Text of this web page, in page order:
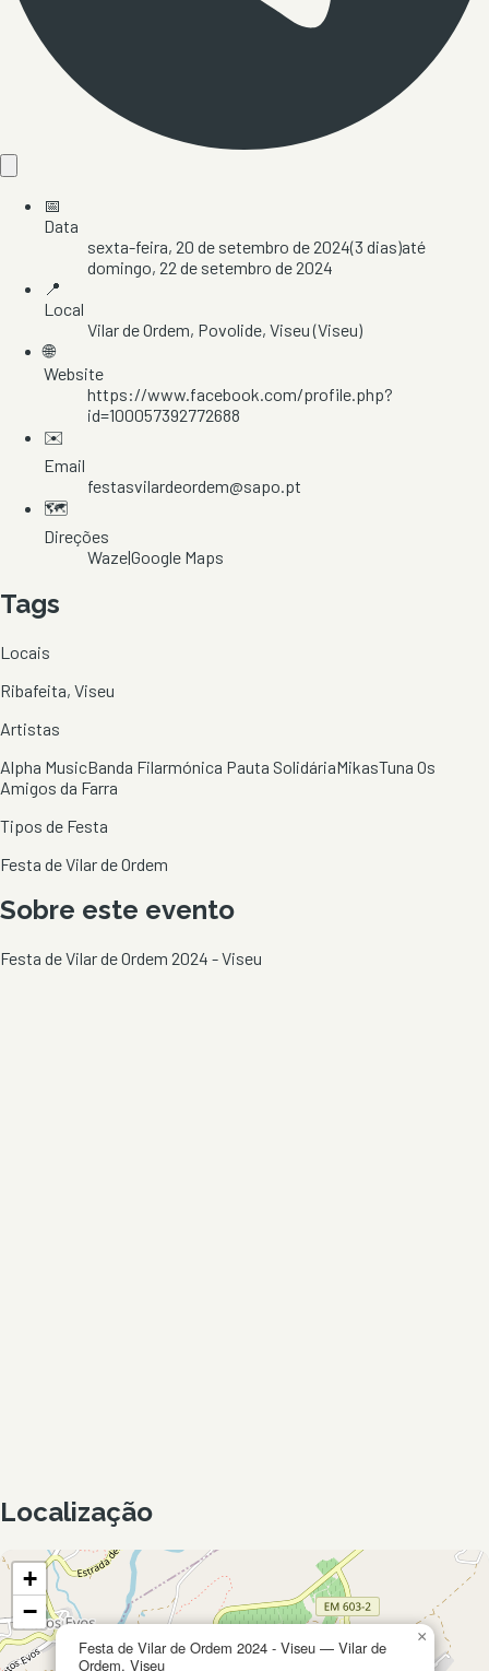
📅
Data
sexta-feira, 20 de setembro de 2024(3 dias)até
domingo, 22 de setembro de 2024
📍
Local
Vilar de Ordem, Povolide, Viseu(Viseu)
🌐
Website
https://www.facebook.com/profile.php?
id=100057392772688
✉️
Email
festasvilardeordem@sapo.pt
🗺️
Direções
Waze|Google Maps
Tags
Locais
Ribafeita, Viseu
Artistas
Alpha MusicBanda Filarmónica Pauta SolidáriaMikasTuna Os
Amigos da Farra
Tipos de Festa
Festa de Vilar de Ordem
Sobre este evento
Festa de Vilar de Ordem 2024 - Viseu
Localização
Festa de Vilar de Ordem 2024 - Viseu — Vilar de
Ordem, Viseu
×
+
−